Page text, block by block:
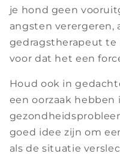
je hond geen
angsten verergeren,
gedragstherapeut te
voor dat het een
Houd ook in
een oorzaak hebben
goed idee zijn om
als de situatie